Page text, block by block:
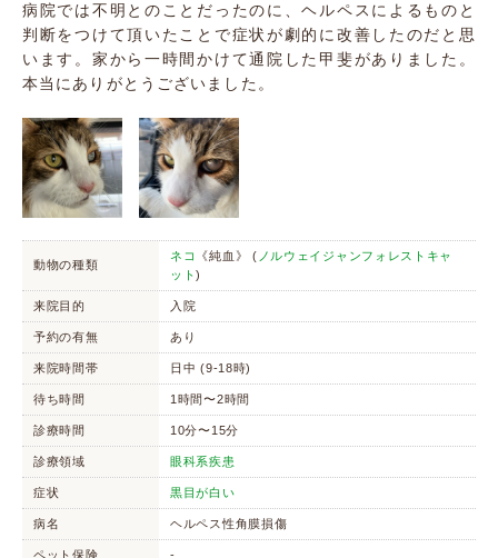
病院では不明とのことだったのに、ヘルペスによるものと
判断をつけて頂いたことで症状が劇的に改善したのだと思
います。家から一時間かけて通院した甲斐がありました。
本当にありがとうございました。
動物の種類
ネコ 《純血》 ( ノルウェイジャンフォレストキャ
ット)
来院目的 入院
予約の有無 あり
来院時間帯 日中 (9-18時)
待ち時間 1時間〜2時間
診療時間 10分〜15分
診療領域 眼科系疾患
症状 黒目が白い
病名 ヘルペス性角膜損傷
ペット保険 -